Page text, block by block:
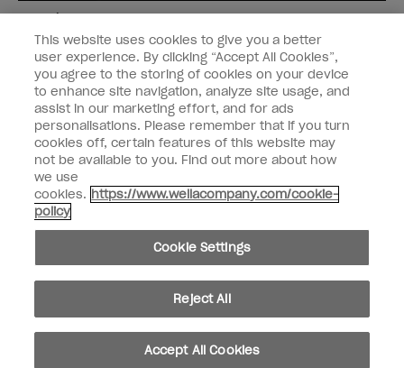
Esperienza
Collegati
Informazioni sul cliente
instagramfacebook
Non condividiamo né vendiamo le informazioni personali
Legge californiana sulla trasparenza nelle catene di fornitura
© Copyright 2024, Wella Operations US LLC, Tutti i diritti riservati.
This website uses cookies to give you a better
user experience. By clicking “Accept All Cookies”,
you agree to the storing of cookies on your device
to enhance site navigation, analyze site usage, and
assist in our marketing effort, and for ads
personalisations. Please remember that if you turn
cookies off, certain features of this website may
not be available to you. Find out more about how
we use
cookies. https://www.wellacompany.com/cookie-
policy
Cookie Settings
Reject All
Accept All Cookies